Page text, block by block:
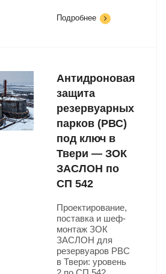
Подробнее
Антидроновая
защита
резервуарных
парков (РВС)
под ключ в
Твери — ЗОК
ЗАСЛОН по
СП 542
Проектирование,
поставка и шеф-
монтаж ЗОК
ЗАСЛОН для
резервуаров РВС
в Твери: уровень